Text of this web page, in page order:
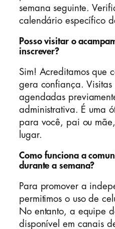
semana seguinte.
calendário específico
Posso visitar o
inscrever?
Sim! Acreditamos que
gera confiança. Visitas
agendadas
administrativa. É uma
para você, pai ou
lugar.
Como funciona a
durante a semana?
Para promover a
permitimos o uso de
No entanto, a equipe
disponível em canais